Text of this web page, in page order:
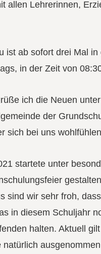
allen Lehrerinnen,
ist ab sofort drei Mal
in der Zeit von
ich die Neuen
der
sich bei uns
startete unter
sind wir sehr froh,
in diesem Schuljahr
halten. Aktuell